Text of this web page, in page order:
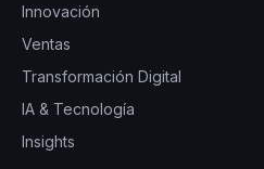
Innovación
Ventas
Transformación Digital
IA & Tecnología
Insights